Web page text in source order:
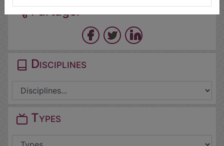
Partager
Disciplines
Types